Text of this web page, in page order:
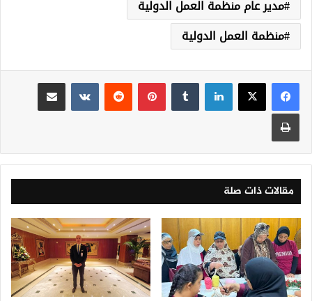
مدير عام منظمة العمل الدولية
منظمة العمل الدولية
لينكدإن بينتيريست
مقالات ذات صلة